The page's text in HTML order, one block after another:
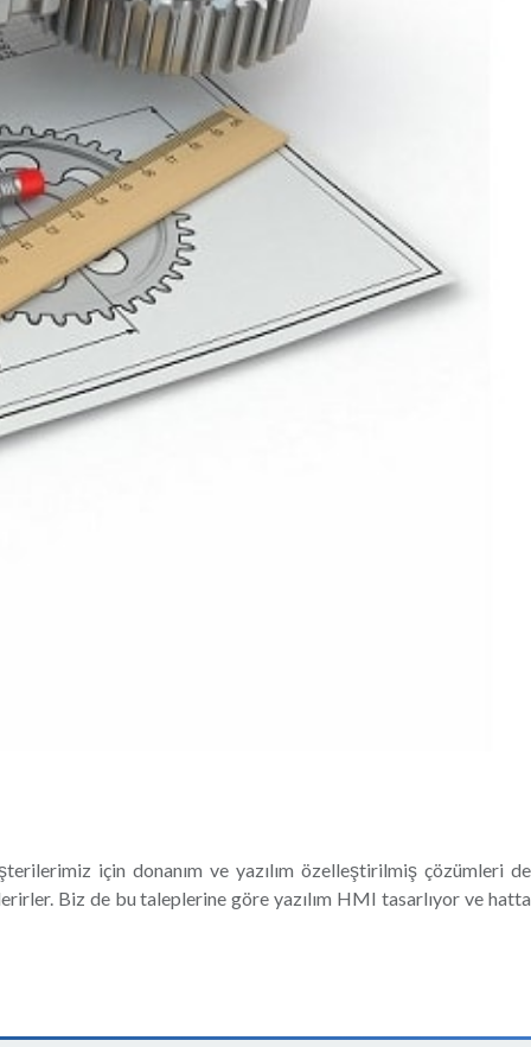
için donanım ve yazılım özelleştirilmiş çözümleri de
Biz de bu taleplerine göre yazılım HMI tasarlıyor ve hatta